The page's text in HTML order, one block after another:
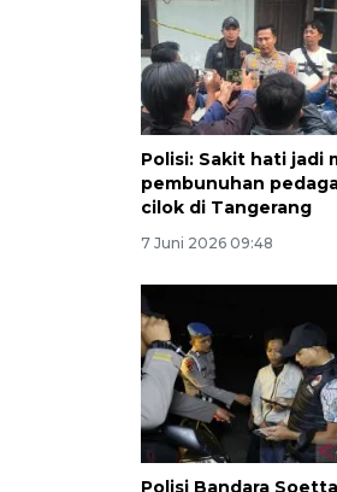
Polisi: Sakit hati jadi
pembunuhan
cilok di Tangerang
7 Juni 2026 09:48